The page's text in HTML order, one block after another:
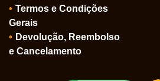
Termos e Condições
Gerais
Devolução, Reembolso
e Cancelamento